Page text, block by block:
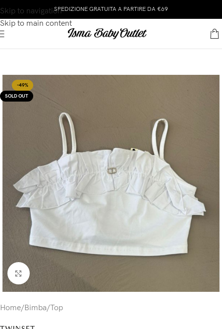
Skip to navigation
Skip to main content
SPEDIZIONE GRATUITA A PARTIRE DA €69
-49%
SOLD OUT
Click to enlarge
Home/Bimba/Top